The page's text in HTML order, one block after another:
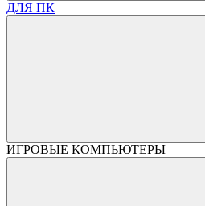
ДЛЯ ПК
ИГРОВЫЕ КОМПЬЮТЕРЫ